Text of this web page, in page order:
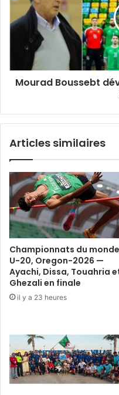
grands
chantiers
Mourad Boussebt
Articles similaires
Championnats du monde
U-20, Oregon-2026 —
Ayachi, Dissa, Touahria
Ghezali en finale
il y a 23 heures